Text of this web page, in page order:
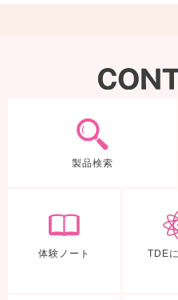
製品検索
体験ノート TDE